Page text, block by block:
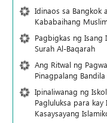
Idinaos sa Bangkok
Kababaihang
Pagbigkas ng Isang
Surah Al-Baqarah
Ang Ritwal ng
Pinagpalang
Ipinaliwanag ng
Pagluluksa para kay
Kasaysayang